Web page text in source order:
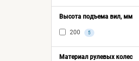
Высота подъема вил, мм
200 5
Материал рулевых колес